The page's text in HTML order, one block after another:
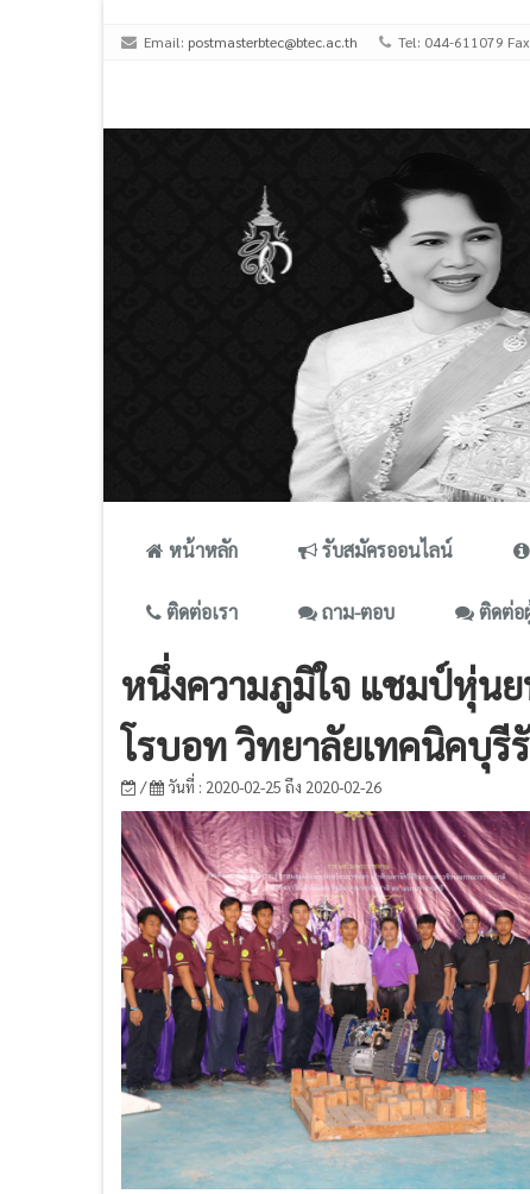
Email: postmasterbtec@btec.ac.th Tel: 044-611079
หน้าหลัก รับสมัครออนไลน์
ติดต่อเรา ถาม-ตอบ ติดต่อ
หนึ่งความภูมิใจ แชมป์หุ่น
โรบอท วิทยาลัยเทคนิคบุรี
/ วันที่ : 2020-02-25 ถึง 2020-02-26